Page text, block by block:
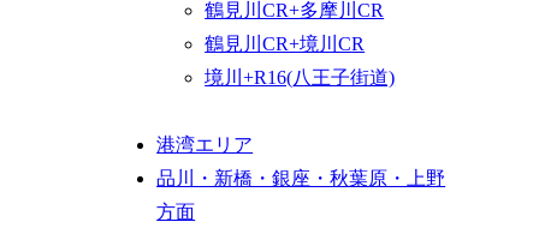
鶴見川CR+多摩川CR
鶴見川CR+境川CR
境川+R16(八王子街道)
港湾エリア
品川・新橋・銀座・秋葉原・上野
方面